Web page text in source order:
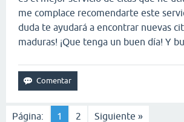
me complace recomendarte este
duda te ayudará a encontrar nuevas
maduras! ¡Que tenga un buen día! Y
Página: 1 2 Siguiente »